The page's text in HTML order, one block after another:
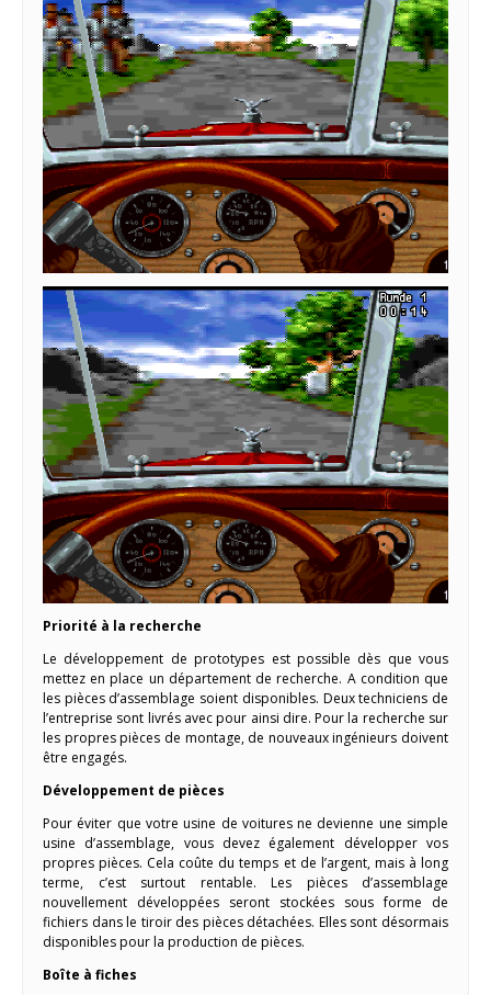
Priorité à la recherche
Le développement de prototypes est possible dès que vous
mettez en place un département de recherche. A condition que
les pièces d’assemblage soient disponibles. Deux techniciens de
l’entreprise sont livrés avec pour ainsi dire. Pour la recherche sur
les propres pièces de montage, de nouveaux ingénieurs doivent
être engagés.
Développement de pièces
Pour éviter que votre usine de voitures ne devienne une simple
usine d’assemblage, vous devez également développer vos
propres pièces. Cela coûte du temps et de l’argent, mais à long
terme, c’est surtout rentable. Les pièces d’assemblage
nouvellement développées seront stockées sous forme de
fichiers dans le tiroir des pièces détachées. Elles sont désormais
disponibles pour la production de pièces.
Boîte à fiches